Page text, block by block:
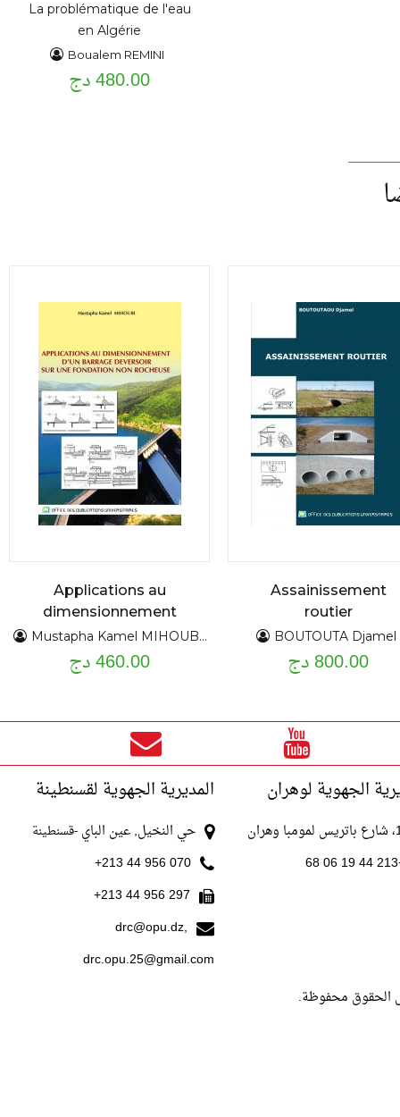
La problématique de l'eau
en Algérie
Boualem REMINI
480.00 دج
Assainissement
routier
BOUTOUTA Djamel
800.00 دج
Applications au
dimensionnement
d'un barrage deversoir
sur une fondation non
rocheuse
Mustapha Kamel MIHOUBI
460.00 دج
الجهوية لوهران المديرية الجهوية لقسنطينة
حي النخيل, عين الباي -قسنطينة
070 956 44 213+
297 956 44 213+
drc@opu.dz,
drc.opu.25@gmail.com
الحقوق محفوظة.